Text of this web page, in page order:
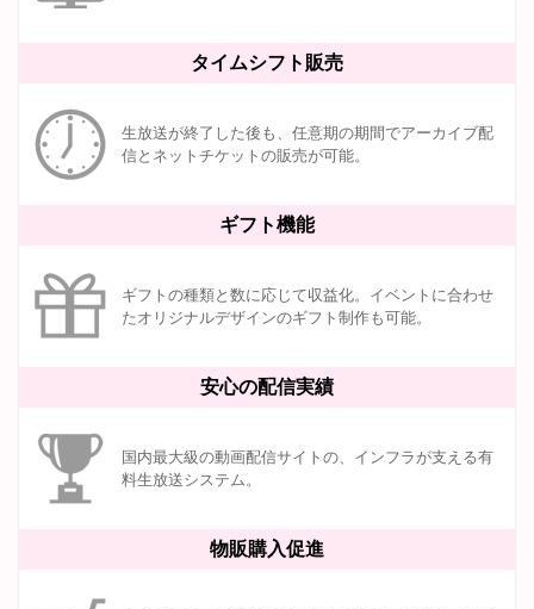
タイムシフト販売
生放送が終了した後も、任意期の期間でアーカイブ配
信とネットチケットの販売が可能。
ギフト機能
ギフトの種類と数に応じて収益化。イベントに合わせ
たオリジナルデザインのギフト制作も可能。
安心の配信実績
国内最大級の動画配信サイトの、インフラが支える有
料生放送システム。
物販購入促進